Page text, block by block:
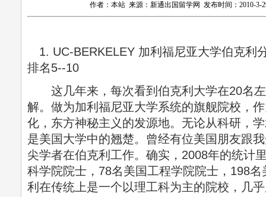
作者：本站 来源：新通出国留学网 发布时间：2010-3-
1. UC-BERKELEY 加利福尼亚大学伯克
排名5--10
这几年来，每次看到伯克利大学在20名左
解。做为加利福尼亚大学系统的旗舰院校，
化，东方神秘主义的发源地。无论从科研，
是美国大学中的翘楚。曾经有位美国朋友跟
尖学者在伯克利工作。确实，2008年的统计
科学院院士，78名美国工程学院院士，198
利在传统上是一个以理工科为主的院校，几